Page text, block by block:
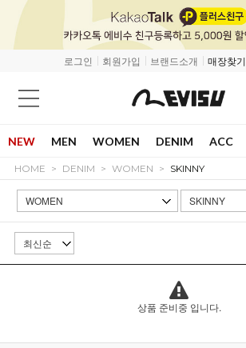
로그인 회원가입 브랜드소개 매장찾기
NEW MEN WOMEN DENIM ACC
HOME DENIM WOMEN SKINNY
상품 준비중 입니다.